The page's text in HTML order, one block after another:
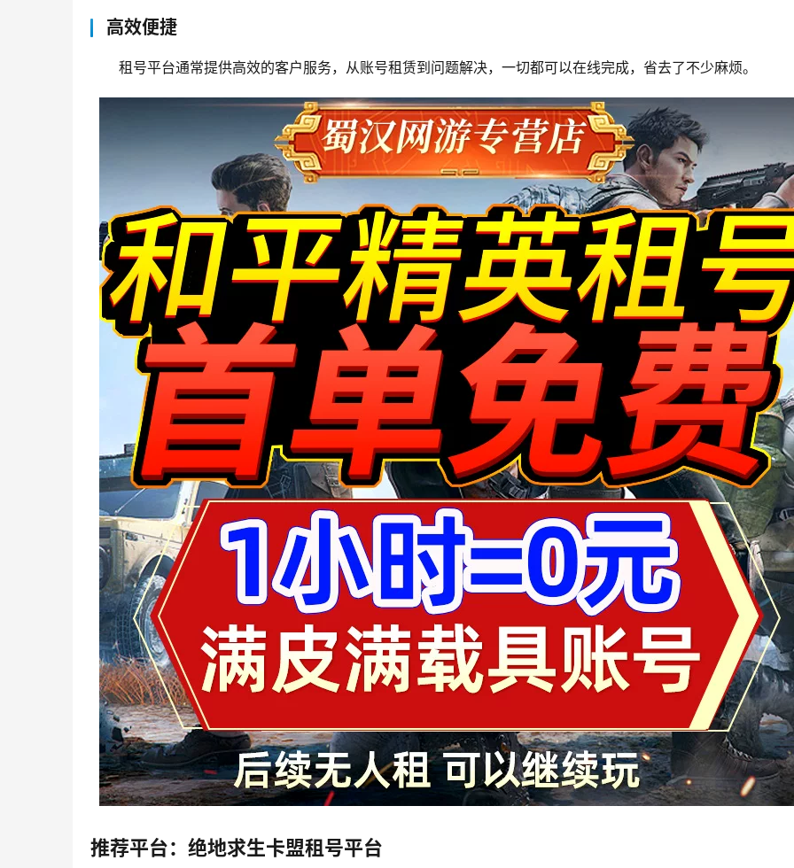
高效便捷
租号平台通常提供高效的客户服务，从账号租赁到问题解决，一切都可以在线完成，省去了不少麻烦。
推荐平台：绝地求生卡盟租号平台